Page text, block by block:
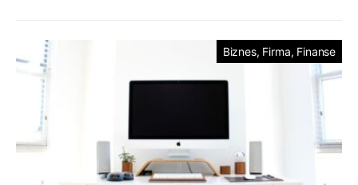
Biznes, Firma, Finanse